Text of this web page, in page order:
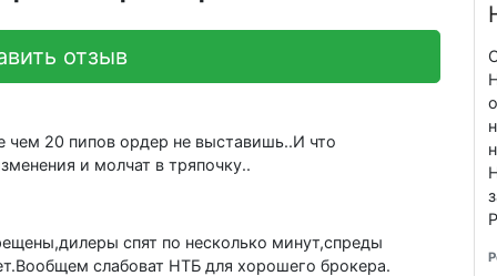
отзыв
чем 20 пипов ордер не выставишь..И что
и молчат в тряпочку..
спят по несколько минут,спреды
слабоват НТБ для хорошего брокера.